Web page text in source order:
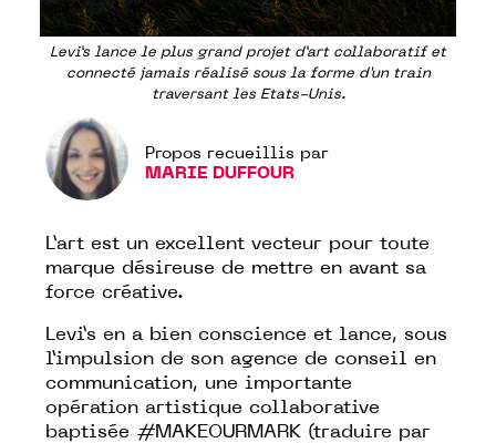
Levi’s lance le plus grand projet d’art collaboratif et
connecté jamais réalisé sous la forme d'un train
traversant les Etats-Unis.
Propos recueillis par
MARIE DUFFOUR
L’art est un excellent vecteur pour toute
marque désireuse de mettre en avant sa
force créative.
Levi’s en a bien conscience et lance, sous
l’impulsion de son agence de conseil en
communication, une importante
opération artistique collaborative
baptisée #MAKEOURMARK (traduire par